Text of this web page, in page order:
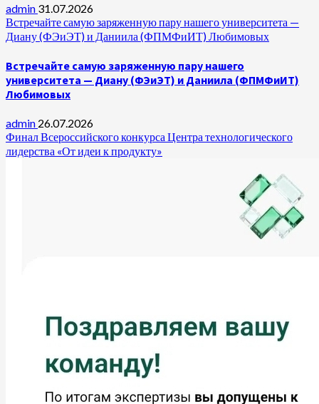
admin 31.07.2026
Встречайте самую заряженную пару нашего университета —
Диану (ФЭиЭТ) и Даниила (ФПМФиИТ) Любимовых
Встречайте самую заряженную пару нашего
университета — Диану (ФЭиЭТ) и Даниила (ФПМФиИТ)
Любимовых
admin 26.07.2026
Финал Всероссийского конкурса Центра технологического
лидерства «От идеи к продукту»